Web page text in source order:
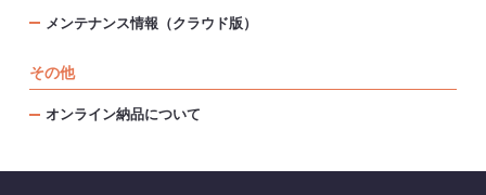
メンテナンス情報（クラウド版）
その他
オンライン納品について